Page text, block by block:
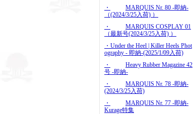
・
MARQUIS Nr. 80 -即納-
（(2024/3/25入荷) ）
・
MARQUIS COSPLAY 01
（最新号(2024/3/25入荷) ）
・Under the Heel | Killer Heels Phot
ography - 即納-(2025/1/09入荷)
・
Heavy Rubber Magazine 42
号 -即納-
・
MARQUIS Nr. 78 -即納-
(2024/3/25入荷)
・
MARQUIS Nr. 77 -即納-
Kurage特集